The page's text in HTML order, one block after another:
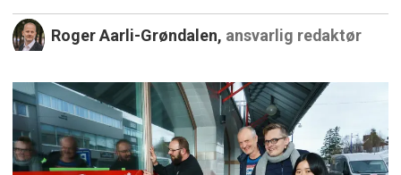
Roger Aarli-Grøndalen, ansvarlig redaktør